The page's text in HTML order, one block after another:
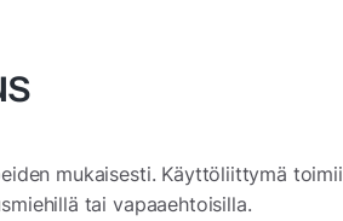
mukaisesti. Käyttöliittymä toimii
tai vapaaehtoisilla.